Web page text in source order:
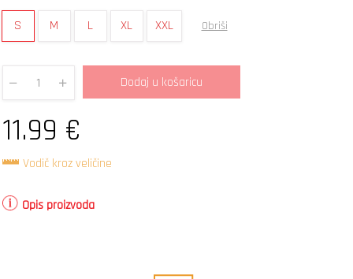
S M L XL XXL Obriši
Quantity
Dodaj u košaricu
11.99 €
Vodič kroz veličine
Opis proizvoda